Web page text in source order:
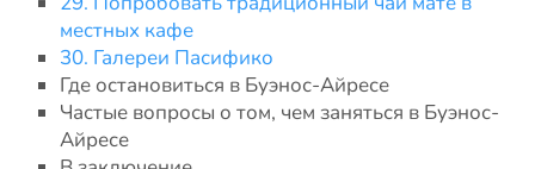
местных кафе
30. Галереи Пасифико
Где остановиться в Буэнос-Айресе
Частые вопросы о том, чем заняться в Буэнос-
Айресе